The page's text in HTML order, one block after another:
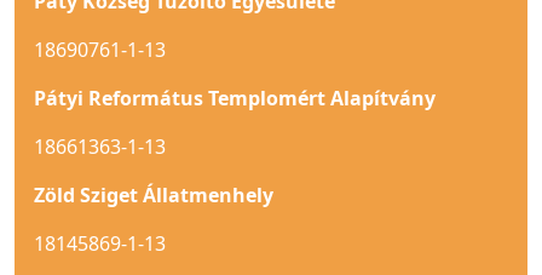
18690761-1-13
Pátyi Református Templomért Alapítvány
18661363-1-13
Zöld Sziget Állatmenhely
18145869-1-13